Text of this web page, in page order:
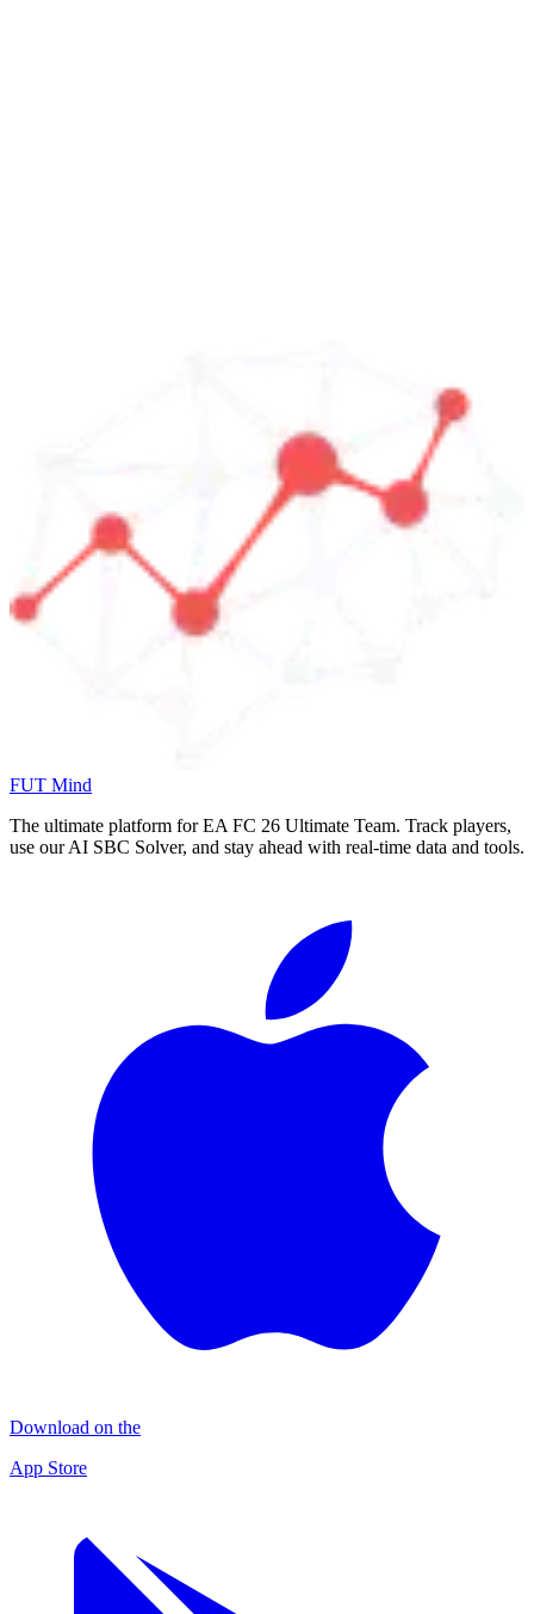
FUT Mind
The ultimate platform for EA FC 26 Ultimate Team. Track players,
use our AI SBC Solver, and stay ahead with real-time data and tools.
Download on the
App Store